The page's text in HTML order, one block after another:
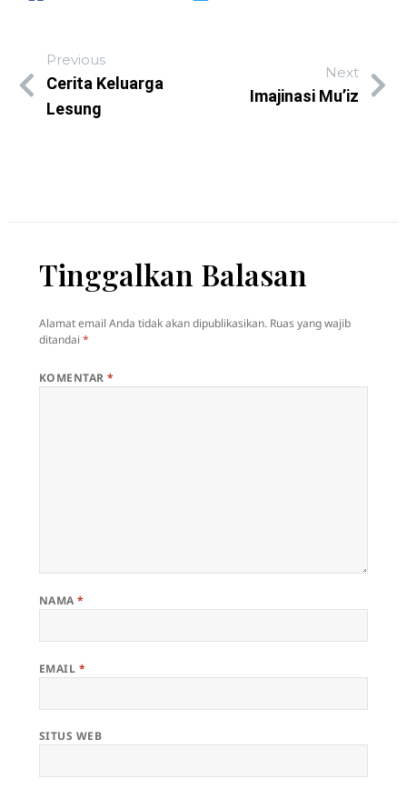
Previous
Cerita Keluarga
Lesung
Next
Imajinasi Mu’iz
Tinggalkan Balasan
Alamat email Anda tidak akan dipublikasikan. Ruas yang wajib
ditandai *
KOMENTAR*
NAMA*
EMAIL *
SITUS WEB